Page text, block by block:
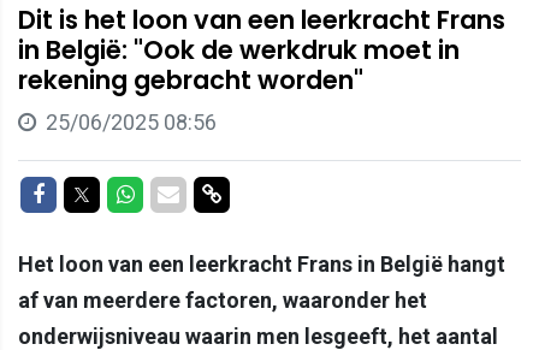
Dit is het loon van een leerkracht Frans
in België: "Ook de werkdruk moet in
rekening gebracht worden"
25/06/2025 08:56
Delen op Facebook
Delen op Twitter
Delen op Whatsapp
Delen via Mail
Delen via link
Het loon van een leerkracht Frans in België hangt
af van meerdere factoren, waaronder het
onderwijsniveau waarin men lesgeeft, het aantal